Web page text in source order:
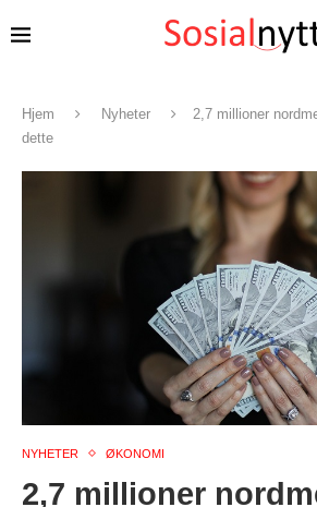
Hjem Nyheter
2,7 millioner
dette
NYHETER ØKONOMI
2,7 millioner